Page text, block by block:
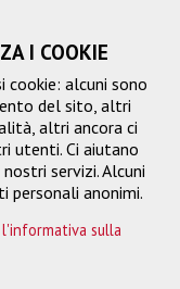
I COOKIE
alcuni sono
del sito, altri
altri ancora ci
utenti. Ci aiutano
servizi. Alcuni
personali anonimi.
l'informativa sulla